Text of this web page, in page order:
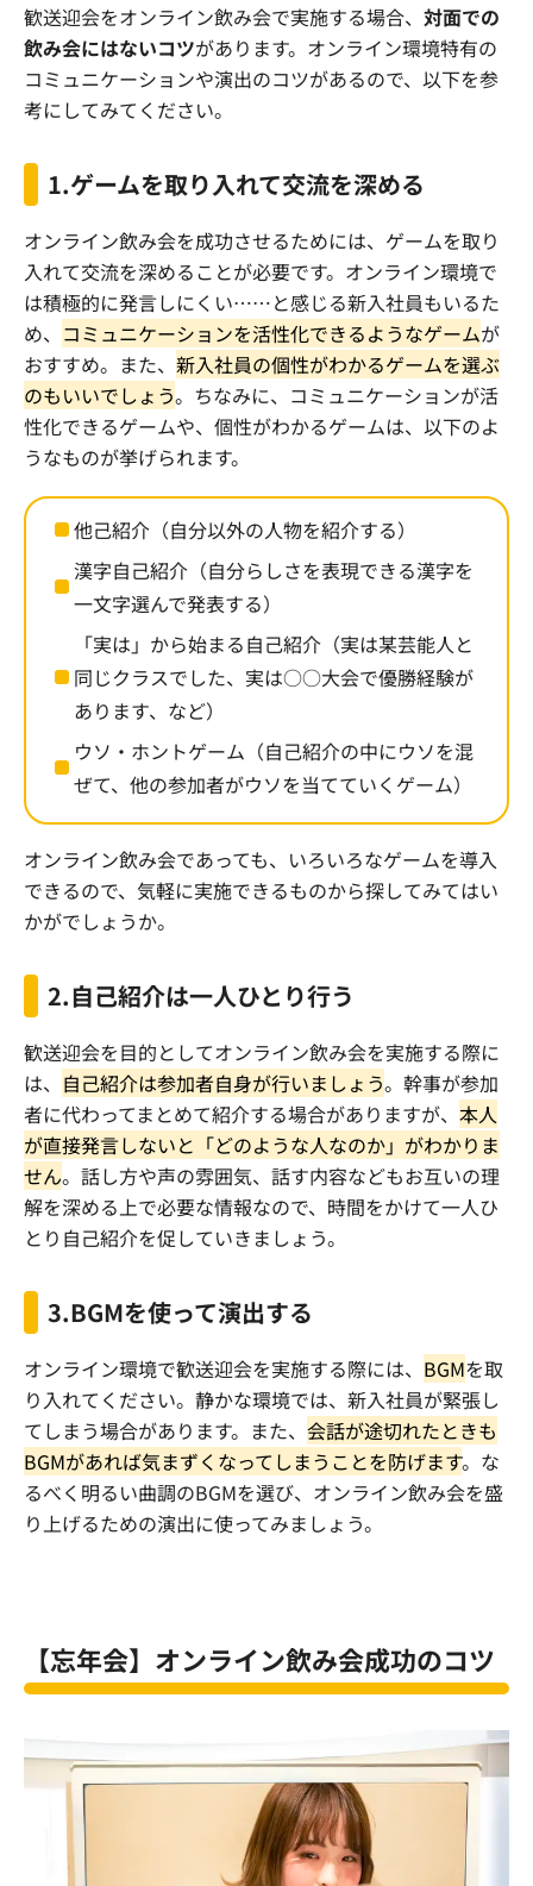
歓送迎会をオンライン飲み会で実施する場合、 対面での
飲み会にはないコツがあります。オンライン環境特有の
コミュニケーションや演出のコツがあるので、以下を参
考にしてみてください。
1.ゲームを取り入れて交流を深める
オンライン飲み会を成功させるためには、ゲームを取り
入れて交流を深めることが必要です。オンライン環境で
は積極的に発言しにくい……と感じる新入社員もいるた
め、 コミュニケーションを活性化できるようなゲームが
おすすめ。また、 新入社員の個性がわかるゲームを選ぶ
のもいいでしょう。ちなみに、コミュニケーションが活
性化できるゲームや、個性がわかるゲームは、以下のよ
うなものが挙げられます。
他己紹介（自分以外の人物を紹介する）
漢字自己紹介（自分らしさを表現できる漢字を
一文字選んで発表する）
「実は」から始まる自己紹介（実は某芸能人と
同じクラスでした、実は○○大会で優勝経験が
あります、など）
ウソ・ホントゲーム（自己紹介の中にウソを混
ぜて、他の参加者がウソを当てていくゲーム）
オンライン飲み会であっても、いろいろなゲームを導入
できるので、気軽に実施できるものから探してみてはい
かがでしょうか。
2.自己紹介は一人ひとり行う
歓送迎会を目的としてオンライン飲み会を実施する際に
は、 自己紹介は参加者自身が行いましょう。幹事が参加
者に代わってまとめて紹介する場合がありますが、 本人
が直接発言しないと「どのような人なのか」がわかりま
せん。話し方や声の雰囲気、話す内容などもお互いの理
解を深める上で必要な情報なので、時間をかけて一人ひ
とり自己紹介を促していきましょう。
3.BGMを使って演出する
オンライン環境で歓送迎会を実施する際には、 BGMを取
り入れてください。静かな環境では、新入社員が緊張し
てしまう場合があります。また、 会話が途切れたときも
BGMがあれば気まずくなってしまうことを防げます。な
るべく明るい曲調のBGMを選び、オンライン飲み会を盛
り上げるための演出に使ってみましょう。
【忘年会】オンライン飲み会成功のコツ